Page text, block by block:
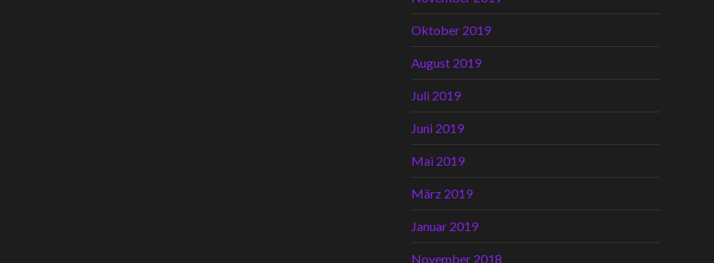
Oktober 2019
August 2019
Juli 2019
Juni 2019
Mai 2019
März 2019
Januar 2019
November 2018